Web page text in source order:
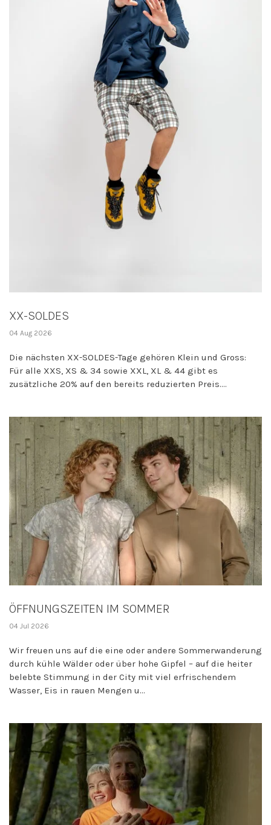
XX-SOLDES
04 Aug 2026
Die nächsten XX-SOLDES-Tage gehören Klein und Gross:
Für alle XXS, XS & 34 sowie XXL, XL & 44 gibt es
zusätzliche 20% auf den bereits reduzierten Preis....
ÖFFNUNGSZEITEN IM SOMMER
04 Jul 2026
Wir freuen uns auf die eine oder andere Sommerwanderung
durch kühle Wälder oder über hohe Gipfel – auf die heiter
belebte Stimmung in der City mit viel erfrischendem
Wasser, Eis in rauen Mengen u...